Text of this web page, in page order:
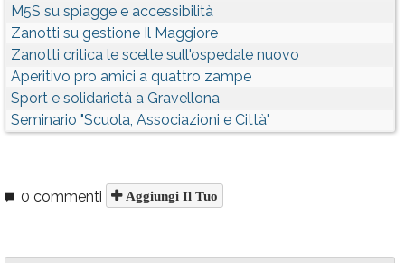
M5S su spiagge e accessibilità
Zanotti su gestione Il Maggiore
Zanotti critica le scelte sull'ospedale nuovo
Aperitivo pro amici a quattro zampe
Sport e solidarietà a Gravellona
Seminario "Scuola, Associazioni e Città"
0 commenti Aggiungi Il Tuo